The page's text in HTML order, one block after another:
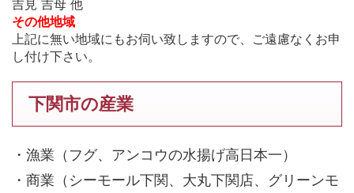
吉見 吉母 他
その他地域
上記に無い地域にもお伺い致しますので、ご遠慮なくお申
し付け下さい。
下関市の産業
・漁業（フグ、アンコウの水揚げ高日本一）
・商業（シーモール下関、大丸下関店、グリーンモ